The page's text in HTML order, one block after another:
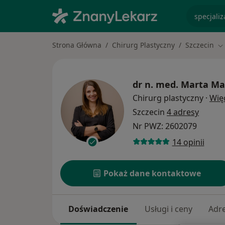
Strona Główna Chirurg Plastyczny Szczecin
dr n. med. Marta
Chirurg plastyczny ·
Szczecin 4 adresy
Nr PWZ: 2602079
14 opinii
Pokaż dane kontaktowe
Doświadczenie Usługi i ceny